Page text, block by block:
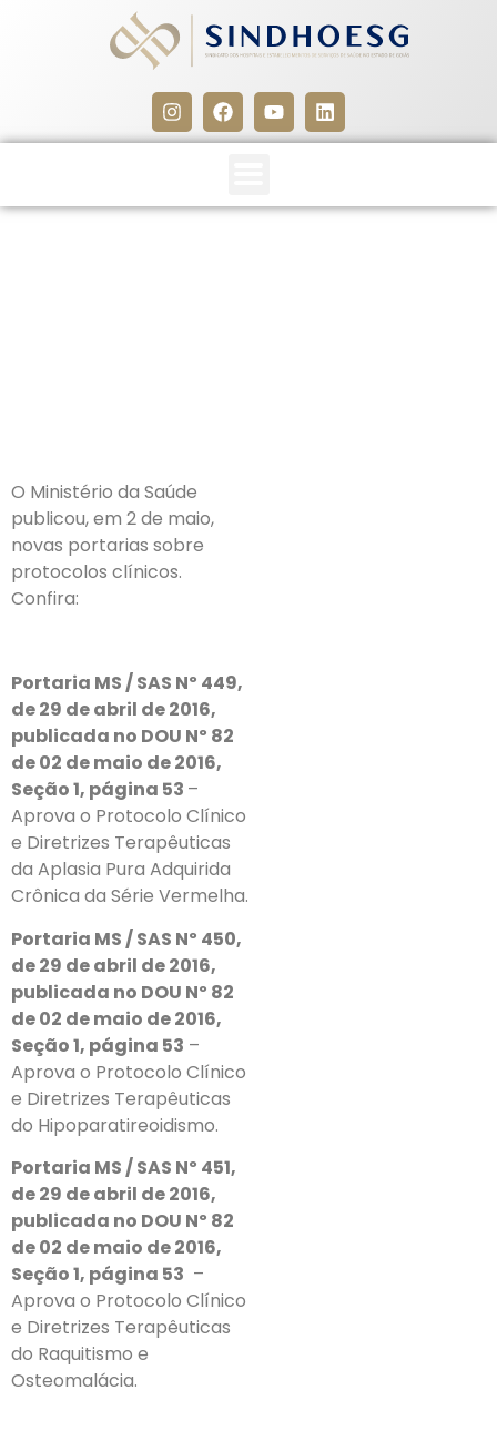
O Ministério da Saúde
publicou, em 2 de maio,
novas portarias sobre
protocolos clínicos.
Confira:
Portaria MS / SAS Nº 449,
de 29 de abril de 2016,
publicada no DOU Nº 82
de 02 de maio de 2016,
Seção 1, página 53 –
Aprova o Protocolo Clínico
e Diretrizes Terapêuticas
da Aplasia Pura Adquirida
Crônica da Série Vermelha.
Portaria MS / SAS Nº 450,
de 29 de abril de 2016,
publicada no DOU Nº 82
de 02 de maio de 2016,
Seção 1, página 53 –
Aprova o Protocolo Clínico
e Diretrizes Terapêuticas
do Hipoparatireoidismo.
Portaria MS / SAS Nº 451,
de 29 de abril de 2016,
publicada no DOU Nº 82
de 02 de maio de 2016,
Seção 1, página 53 –
Aprova o Protocolo Clínico
e Diretrizes Terapêuticas
do Raquitismo e
Osteomalácia.